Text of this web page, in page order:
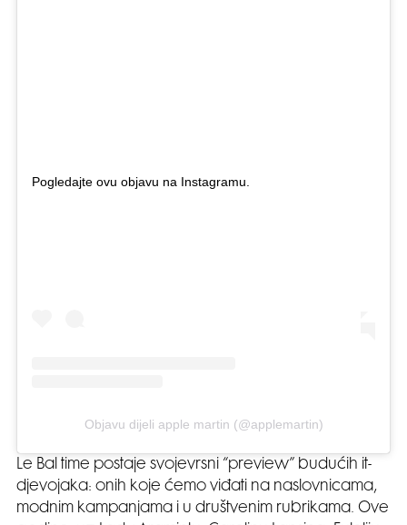
Pogledajte ovu objavu na Instagramu.
Objavu dijeli apple martin (@applemartin)
Le Bal time postaje svojevrsni “preview” budućih it-
djevojaka: onih koje ćemo viđati na naslovnicama,
modnim kampanjama i u društvenim rubrikama. Ove